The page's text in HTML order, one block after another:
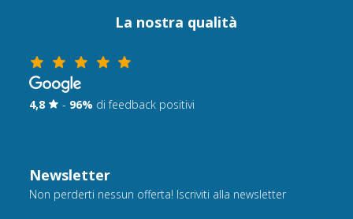
La nostra qualità
4,8 - 96% di feedback positivi
Newsletter
Non perderti nessun offerta! Iscriviti alla newsletter